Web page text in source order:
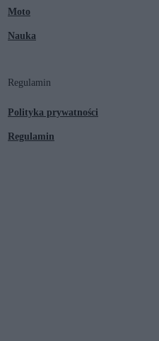
Moto
Nauka
Regulamin
Polityka prywatności
Regulamin